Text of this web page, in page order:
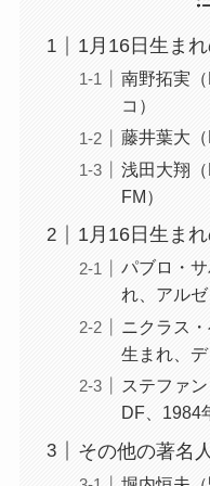
1月16日生ま
南野拓実
コ）
藤井葉大
浅田大翔
FM）
1月16日生ま
パブロ・
れ、アルゼ
ニクラス
生まれ、デ
ステファ
DF、1984
その他の著名人